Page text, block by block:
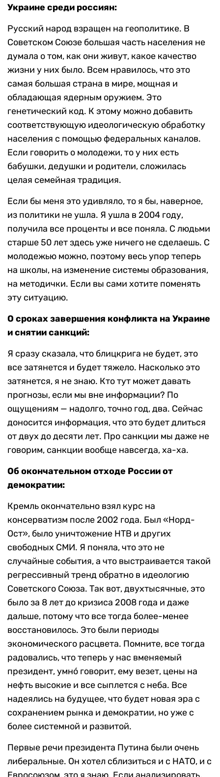
Украине среди россиян:
Русский народ взращен на геополитике. В
Советском Союзе большая часть населения не
думала о том, как они живут, какое качество
жизни у них было. Всем нравилось, что это
самая большая страна в мире, мощная и
обладающая ядерным оружием. Это
генетический код. К этому можно добавить
соответствующую идеологическую обработку
населения с помощью федеральных каналов.
Если говорить о молодежи, то у них есть
бабушки, дедушки и родители, сложилась
целая семейная традиция.
Если бы меня это удивляло, то я бы, наверное,
из политики не ушла. Я ушла в 2004 году,
получила все проценты и все поняла. С людьми
старше 50 лет здесь уже ничего не сделаешь. С
молодежью можно, поэтому весь упор теперь
на школы, на изменение системы образования,
на методички. Если вы сами хотите поменять
эту ситуацию.
О сроках завершения конфликта на Украине
и снятии санкций:
Я сразу сказала, что блицкрига не будет, это
все затянется и будет тяжело. Насколько это
затянется, я не знаю. Кто тут может давать
прогнозы, если мы вне информации? По
ощущениям — надолго, точно год, два. Сейчас
доносится информация, что это будет длиться
от двух до десяти лет. Про санкции мы даже не
говорим, санкции вообще навсегда, ха-ха.
Об окончательном отходе России от
демократии:
Кремль окончательно взял курс на
консерватизм после 2002 года. Был «Норд-
Ост», было уничтожение НТВ и других
свободных СМИ. Я поняла, что это не
случайные события, а что выстраивается такой
регрессивный тренд обратно в идеологию
Советского Союза. Так вот, двухтысячные, это
было за 8 лет до кризиса 2008 года и даже
дальше, потому что все тогда более-менее
восстановилось. Это были периоды
экономического расцвета. Помните, все тогда
радовались, что теперь у нас вменяемый
президент, умно́ говорит, ему везет, цены на
нефть высокие и все сыплется с неба. Все
надеялись на будущее, что будет новая эра с
сохранением рынка и демократии, но уже с
более системной и развитой.
Первые речи президента Путина были очень
либеральные. Он хотел сблизиться и с НАТО, и с